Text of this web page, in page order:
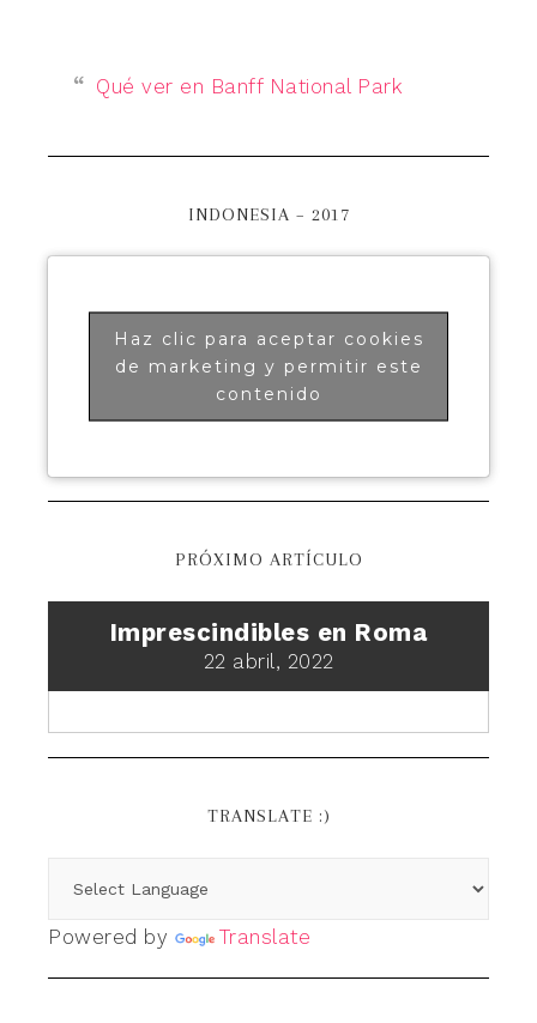
Qué ver en Banff National Park
INDONESIA – 2017
Haz clic para aceptar cookies
de marketing y permitir este
contenido
PRÓXIMO ARTÍCULO
Imprescindibles en Roma
22 abril, 2022
TRANSLATE :)
Powered by Translate